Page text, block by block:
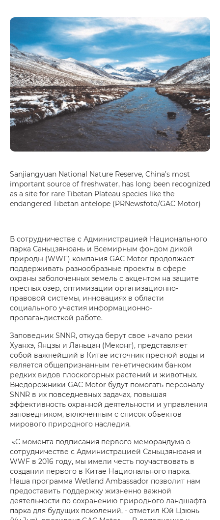
Sanjiangyuan National Nature Reserve, China’s most
important source of freshwater, has long been recognized
as a site for rare Tibetan Plateau species like the
endangered Tibetan antelope (PRNewsfoto/GAC Motor)
В сотрудничестве с Администрацией Национального
парка Саньцзянюань и Всемирным фондом дикой
природы (WWF) компания GAC Motor продолжает
поддерживать разнообразные проекты в сфере
охраны заболоченных земель с акцентом на защите
пресных озер, оптимизации организационно-
правовой системы, инновациях в области
социального участия информационно-
пропагандисткой работе.
Заповедник SNNR, откуда берут свое начало реки
Хуанхэ, Янцзы и Ланьцан (Меконг), представляет
собой важнейший в Китае источник пресной воды и
является общепризнанным генетическим банком
редких видов плоскогорных растений и животных.
Внедорожники GAC Motor будут помогать персоналу
SNNR в их повседневных задачах, повышая
эффективность охранной деятельности и управления
заповедником, включенным с список объектов
мирового природного наследия.
«С момента подписания первого меморандума о
сотрудничестве с Администрацией Саньцзянюаня и
WWF в 2016 году, мы имели честь поучаствовать в
создании первого в Китае Национального парка.
Наша программа Wetland Ambassador позволит нам
предоставить поддержку жизненно важной
деятельности по сохранению природного ландшафта
парка для будущих поколений, - отметил Юй Цзюнь